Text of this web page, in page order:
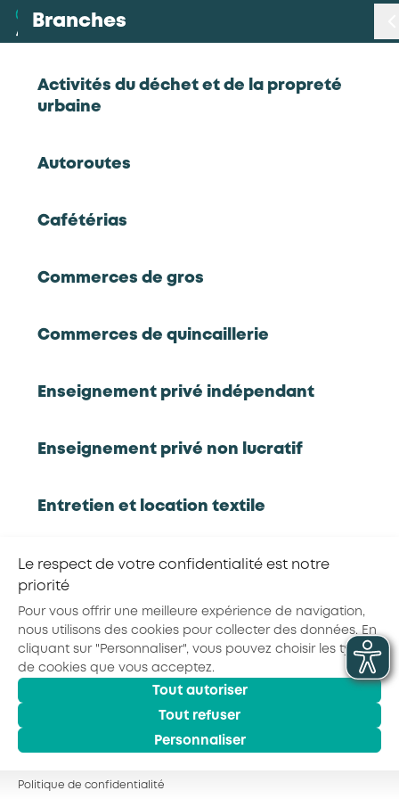
Branches
Activités du déchet et de la propreté
urbaine
Autoroutes
Cafétérias
Commerces de gros
Commerces de quincaillerie
Enseignement privé indépendant
Enseignement privé non lucratif
Entretien et location textile
Exploitations forestières et scieries
agricoles
Hôtels, cafés, restaurants
Organismes de formation
Portage salarial
< Retour
Portrait régional Corse en 2022
Données emploi-formation, tensions de
alternance...
© 2026 - AKTO - Tous droits réservés
Mentions légales
Conditions générales
Politique de confidentialité
Le respect de votre confidentialité est notre
priorité
Pour vous offrir une meilleure expérience de navigation,
nous utilisons des cookies pour collecter des données. En
cliquant sur "Personnaliser", vous pouvez choisir les types
de cookies que vous acceptez.
Tout autoriser
Tout refuser
Personnaliser
Politique de confidentialité